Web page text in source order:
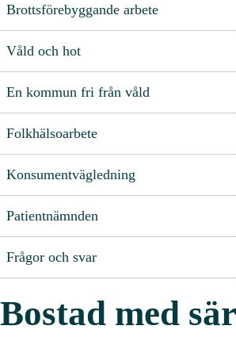
Brottsförebyggande arbete
Våld och hot
En kommun fri från våld
Folkhälsoarbete
Konsumentvägledning
Patientnämnden
Frågor och svar
Bostad med